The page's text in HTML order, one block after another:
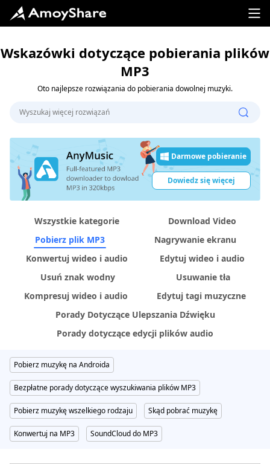
Wskazówki dotyczące pobierania plików
MP3
Oto najlepsze rozwiązania do pobierania dowolnej muzyki.
Darmowe pobieranie
Dowiedz się więcej
Wszystkie kategorie
Download Video
Pobierz plik MP3
Nagrywanie ekranu
Konwertuj wideo i audio
Edytuj wideo i audio
Usuń znak wodny
Usuwanie tła
Kompresuj wideo i audio
Edytuj tagi muzyczne
Porady Dotyczące Ulepszania Dźwięku
Porady dotyczące edycji plików audio
Pobierz muzykę na Androida
Bezpłatne porady dotyczące wyszukiwania plików MP3
Pobierz muzykę wszelkiego rodzaju Skąd pobrać muzykę
Konwertuj na MP3 SoundCloud do MP3